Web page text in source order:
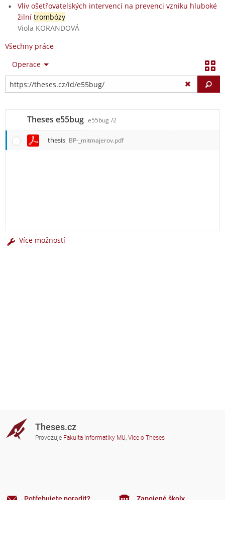
Vliv ošetřovatelských intervencí na prevenci vzniku hluboké
žilní trombózy
Viola KORANDOVÁ
Všechny práce
Operace
Theses e55bug e55bug /2
thesis BP-_mitmajerov.pdf
Více možností
Theses.cz
Provozuje Fakulta informatiky MU, Více o Theses
Potřebujete poradit? Zapojené školy